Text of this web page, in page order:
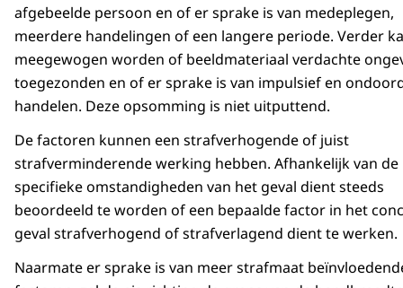
afgebeelde persoon en of er sprake is van medeplegen,
meerdere handelingen of een langere periode. Verder
meegewogen worden of beeldmateriaal verdachte
toegezonden en of er sprake is van impulsief en
handelen. Deze opsomming is niet uitputtend.
De factoren kunnen een strafverhogende of juist
strafverminderende werking hebben. Afhankelijk van de
specifieke omstandigheden van het geval dient steeds
beoordeeld te worden of een bepaalde factor in het
geval strafverhogend of strafverlagend dient te werken.
Naarmate er sprake is van meer strafmaat